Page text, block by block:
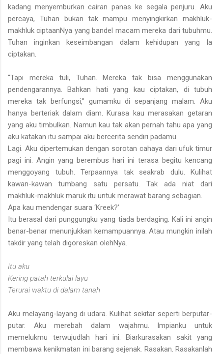
kadang menyemburkan cairan panas ke segala penjuru. Aku
percaya, Tuhan bukan tak mampu menyingkirkan makhluk-
makhluk ciptaanNya yang bandel macam mereka dari tubuhmu.
Tuhan inginkan keseimbangan dalam kehidupan yang Ia
ciptakan.
“Tapi mereka tuli, Tuhan. Mereka tak bisa menggunakan
pendengarannya. Bahkan hati yang kau ciptakan, di tubuh
mereka tak berfungsi,” gumamku di sepanjang malam. Aku
hanya berteriak dalam diam. Kurasa kau merasakan getaran
yang aku timbulkan. Namun kau tak akan pernah tahu apa yang
aku katakan itu sampai aku bercerita sendiri padamu.
Lagi. Aku dipertemukan dengan sorotan cahaya dari ufuk timur
pagi ini. Angin yang berembus hari ini terasa begitu kencang
menggoyang tubuh. Terpaannya tak seakrab dulu. Kulihat
kawan-kawan tumbang satu persatu. Tak ada niat dari
makhluk-makhluk maruk itu untuk merawat barang sebagian.
Apa kau mendengar suara ‘Kreek?’
Itu berasal dari punggungku yang tiada berdaging. Kali ini angin
benar-benar menunjukkan kemampuannya. Atau mungkin inilah
takdir yang telah digoreskan olehNya.
Itu aku
Kering patah terkulai layu
Terurai waktu di dalam tanah
Aku melayang-layang di udara. Kulihat sekitar seperti berputar-
putar. Aku merebah dalam wajahmu. Impianku untuk
memelukmu terwujudlah hari ini. Biarkurasakan sakit yang
membawa kenikmatan ini barang sejenak. Rasakan. Rasakanlah